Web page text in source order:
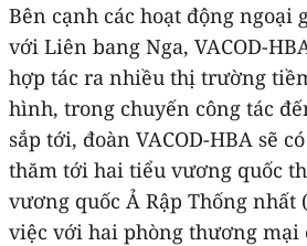
Bên cạnh các hoạt động ngoại
với Liên bang Nga, VACOD-
hợp tác ra nhiều thị trường
hình, trong chuyến công tác
sắp tới, đoàn VACOD-HBA sẽ
thăm tới hai tiểu vương quốc
vương quốc Ả Rập Thống nhất
việc với hai phòng thương mại